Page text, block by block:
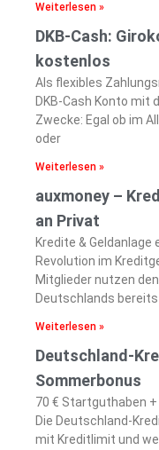
Weiterlesen »
DKB-Cash:
kostenlos
Als flexibles
DKB-Cash Konto mit
Zwecke: Egal ob im
oder
Weiterlesen »
auxmoney –
an Privat
Kredite &
Revolution im
Mitglieder nutzen
Deutschlands
Weiterlesen »
Deutschland-
Sommerbonus
70 € Startguthaben
Die Deutschland-
mit Kreditlimit und